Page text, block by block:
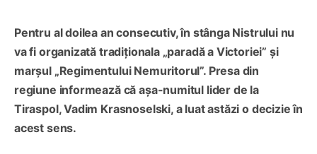
Pentru al doilea an consecutiv, în stânga Nistrului nu
va fi organizată tradiționala „paradă a Victoriei” și
marșul „Regimentului Nemuritorul”. Presa din
regiune informează că așa-numitul lider de la
Tiraspol, Vadim Krasnoselski, a luat astăzi o decizie în
acest sens.